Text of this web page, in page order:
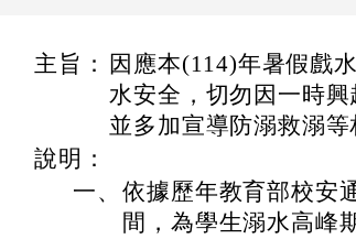
主旨：
因應本(114)年暑假戲
水安全，切勿因一時興
並多加宣導防溺救溺等
說明：
一、 依據歷年教育部校安
間，為學生溺水高峰